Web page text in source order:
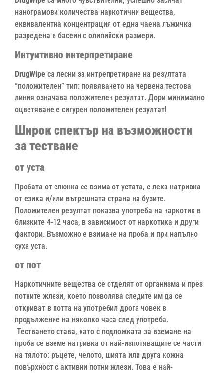
нанограмови количества наркотични вещества,
еквивалентна концентрация от една чаена лъжичка
разредена в басеин с олипийски размери.
Интуитивно интерпретиране
DrugWipe са лесни за интрепретиране на резултата
“положителен” тип: появяването на червена тестова
линия означава положителен резултат. Дори минимално
оцветяване е сигурен положителен резултат!
Широк спектър на възможности
за тестване
от уста
Пробата от слюнка се взима от устата, с лека натривка
от езика и/или вътрешната страна на бузите.
Положителен резултат показва употреба на наркотик в
близките 4-12 часа, в зависимост от наркотика и други
фактори. Възможно е взимане на проба и при напълно
суха уста.
от пот
Наркотичните вещества се отделят от организма и през
потните жлези, което позволява следите им да се
откриват в потта на употребил дрога човек в
продължение на няколко часа след употреба.
Тестването става, като с подложката за вземане на
проба се вземе натривка от най-изпотяващите се части
на тялото: ръцете, челото, шията или друга кожна
повърхност с активни потни жлези. Това е най-